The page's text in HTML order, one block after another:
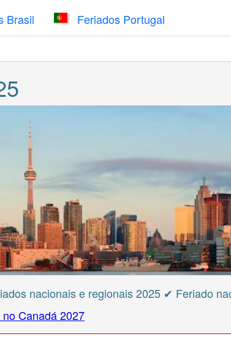
Brasil
Feriados Portugal
nacionais e regionais 2025 ✔ Feriado
Canadá 2027